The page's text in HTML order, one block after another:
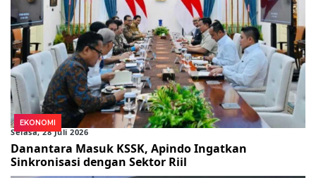
EKONOMI
Selasa, 28 Juli 2026
Danantara Masuk KSSK, Apindo Ingatkan
Sinkronisasi dengan Sektor Riil